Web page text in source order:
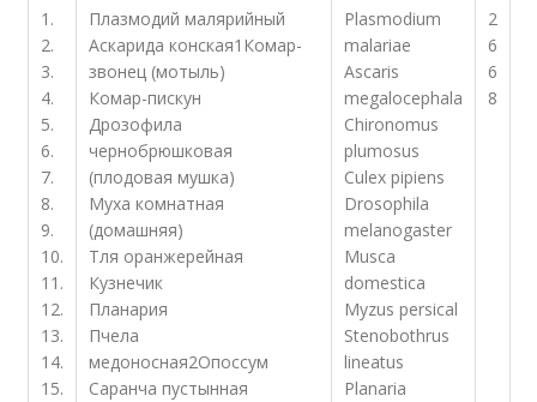
1.
2.
3.
4.
5.
6.
7.
8.
9.
10.
11.
12.
13.
14.
15.
Плазмодий малярийный
Аскарида конская1 Комар-
звонец (мотыль)
Комар-пискун
Дрозофила
чернобрюшковая
(плодовая мушка)
Муха комнатная
(домашняя)
Тля оранжерейная
Кузнечик
Планария
Пчела
медоносная2Опоссум
Саранча пустынная
Plasmodium
malariae
Ascaris
megalocephala
Chironomus
plumosus
Culex pipiens
Drosophila
melanogaster
Musca
domestica
Myzus persical
Stenobothrus
lineatus
Planaria
2
6
6
8